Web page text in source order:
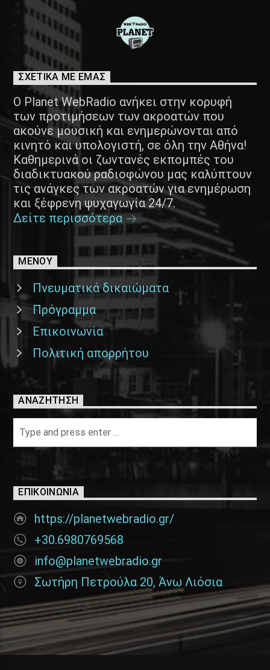
ΣΧΕΤΙΚΑ ΜΕ ΕΜΑΣ
Ο Planet WebRadio ανήκει στην κορυφή
των προτιμήσεων των ακροατών που
ακούνε μουσική και ενημερώνονται από
κινητό και υπολογιστή, σε όλη την Αθήνα!
Καθημερινά οι ζωντανές εκπομπές του
διαδικτυακού ραδιοφώνου μας καλύπτουν
τις ανάγκες των ακροατών για ενημέρωση
και ξέφρενη ψυχαγωγία 24/7.
Δείτε περισσότερα
ΜΕΝΟΥ
Πνευματικά δικαιώματα
Πρόγραμμα
Επικοινωνία
Πολιτική απορρήτου
ΑΝΑΖΉΤΗΣΗ
ΕΠΙΚΟΙΝΩΝΊΑ
https://planetwebradio.gr/
+30.6980769568
info@planetwebradio.gr
Σωτήρη Πετρούλα 20, Άνω Λιόσια